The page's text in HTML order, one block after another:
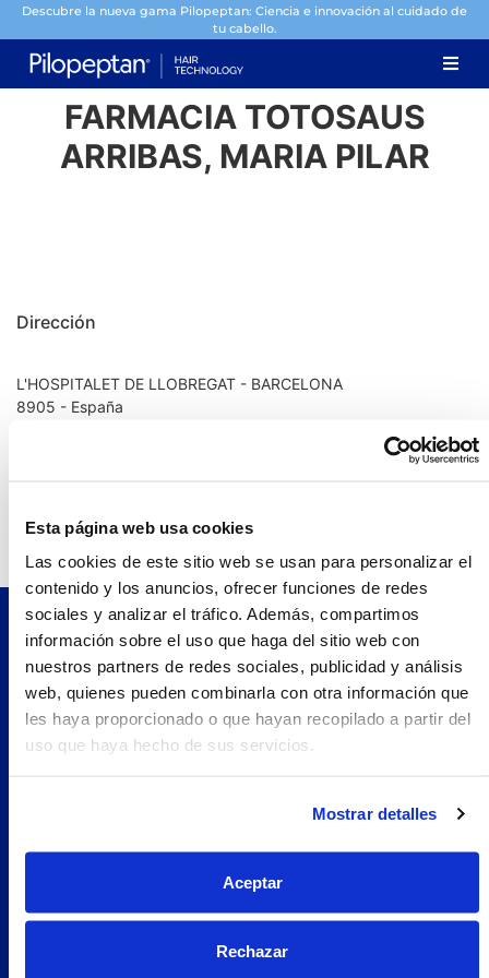
Esta página web usa cookies
Las cookies de este sitio web se usan para personalizar el
contenido y los anuncios, ofrecer funciones de redes
sociales y analizar el tráfico. Además, compartimos
información sobre el uso que haga del sitio web con
nuestros partners de redes sociales, publicidad y análisis
web, quienes pueden combinarla con otra información que
les haya proporcionado o que hayan recopilado a partir del
uso que haya hecho de sus servicios.
Mostrar detalles
Aceptar
Rechazar
Descubre la nueva gama Pilopeptan: Ciencia e innovación al cuidado de
tu cabello.
FARMACIA TOTOSAUS
ARRIBAS, MARIA PILAR
Dirección
L'HOSPITALET DE LLOBREGAT - BARCELONA
8905 - España
Teléfono: 934494636.0
Pilopeptan es una marca de Laboratorio Genové.
Avenida Carrilet 293-297, 08907.
Hospitalet de Llobregat, Barcelona (España)
Navegación
Soluciones